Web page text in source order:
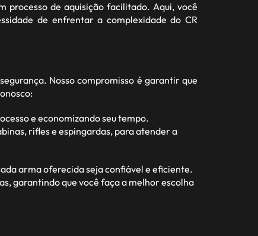
processo de aquisição facilitado. Aqui, você
de enfrentar a complexidade do CR
Nosso compromisso é garantir que
e economizando seu tempo.
rifles e espingardas, para atender a
arma oferecida seja confiável e eficiente.
garantindo que você faça a melhor escolha